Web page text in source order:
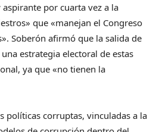
por cuarta vez a la
que «manejan el Congreso
Soberón afirmó que la salida de
estrategia electoral de estas
ya que «no tienen la
políticas corruptas, vinculadas a la